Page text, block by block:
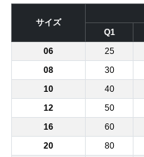
サイズ
Q1
06
25
08
30
10
40
12
50
16
60
20
80